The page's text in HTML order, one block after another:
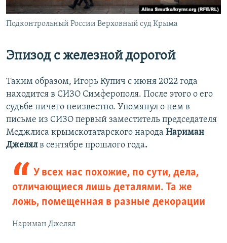
Подконтрольный России Верховный суд Крыма
Эпизод с железной дорогой
Таким образом, Игорь Купич с июня 2022 года
находится в СИЗО Симферополя. После этого о его
судьбе ничего неизвестно. Упомянул о нем в
письме из СИЗО первый заместитель председателя
Меджлиса крымскотатарского народа Нариман
Джелялв сентябре прошлого года.
У всех нас похожие, по сути, дела,
отличающиеся лишь деталями. Та же
ложь, помещенная в разные декорации
Нариман Джелял